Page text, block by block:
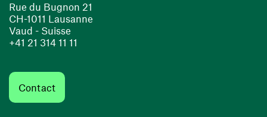
Rue du Bugnon 21
CH-1011 Lausanne
Vaud - Suisse
+41 21 314 11 11
Contact